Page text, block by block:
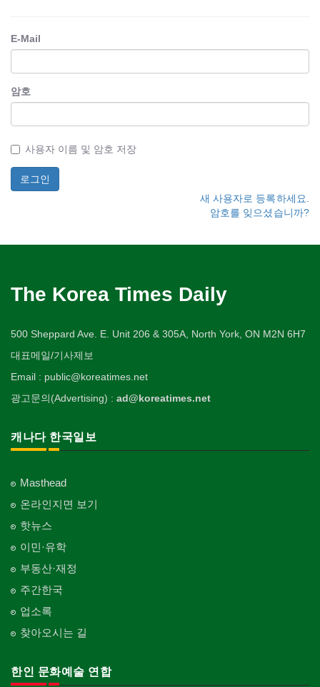
E-Mail
암호
사용자 이름 및 암호 저장
새 사용자로 등록하세요.
암호를 잊으셨습니까?
The Korea Times Daily
500 Sheppard Ave. E. Unit 206 & 305A, North York, ON M2N 6H7
대표메일/기사제보
Email : public@koreatimes.net
광고문의(Advertising) : ad@koreatimes.net
캐나다 한국일보
Masthead
온라인지면 보기
핫뉴스
이민·유학
부동산·재정
주간한국
업소록
찾아오시는 길
한인 문화예술 연합